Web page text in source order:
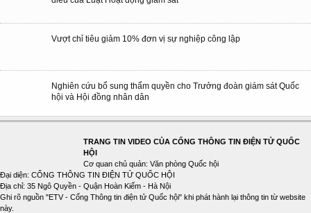
Vượt chỉ tiêu giảm 10% đơn vị sự nghiệp công lập
Nghiên cứu bổ sung thẩm quyền cho Trưởng đoàn giám sát Quốc
hội và Hội đồng nhân dân
TRANG TIN VIDEO CỦA CỔNG THÔNG TIN ĐIỆN TỬ QUỐC
HỘI
Cơ quan chủ quản: Văn phòng Quốc hội
Đại diện: CỔNG THÔNG TIN ĐIỆN TỬ QUỐC HỘI
Địa chỉ: 35 Ngô Quyền - Quận Hoàn Kiếm - Hà Nội
Ghi rõ nguồn "ETV - Cổng Thông tin điện tử Quốc hội" khi phát hành lại thông tin từ website
này.